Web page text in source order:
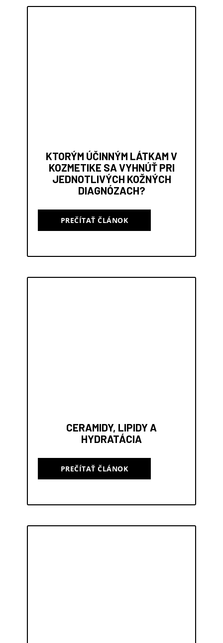
KTORÝM ÚČINNÝM LÁTKAM V
KOZMETIKE SA VYHNÚŤ PRI
JEDNOTLIVÝCH KOŽNÝCH
DIAGNÓZACH?
PREČÍTAŤ ČLÁNOK
CERAMIDY, LIPIDY A
HYDRATÁCIA
PREČÍTAŤ ČLÁNOK